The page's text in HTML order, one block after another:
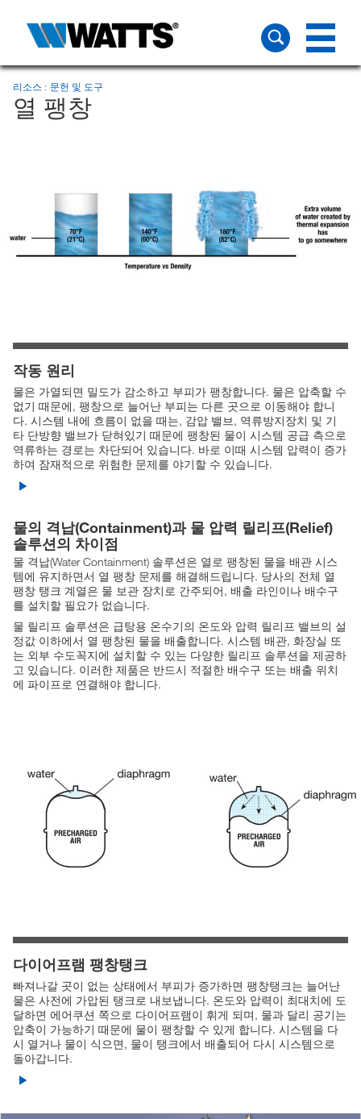
리소스 문헌 및 도구
열 팽창
작동 원리
물은 가열되면 밀도가 감소하고 부피가 팽창합니다. 물은 압축할 수
없기 때문에, 팽창으로 늘어난 부피는 다른 곳으로 이동해야 합니
다. 시스템 내에 흐름이 없을 때는, 감압 밸브, 역류방지장치 및 기
타 단방향 밸브가 닫혀있기 때문에 팽창된 물이 시스템 공급 측으로
역류하는 경로는 차단되어 있습니다. 바로 이때 시스템 압력이 증가
하여 잠재적으로 위험한 문제를 야기할 수 있습니다.
물의 격납(Containment)과 물 압력 릴리프(Relief)
솔루션의 차이점
물 격납(Water Containment) 솔루션은 열로 팽창된 물을 배관 시스
템에 유지하면서 열 팽창 문제를 해결해드립니다. 당사의 전체 열
팽창 탱크 계열은 물 보관 장치로 간주되어, 배출 라인이나 배수구
를 설치할 필요가 없습니다.
물 릴리프 솔루션은 급탕용 온수기의 온도와 압력 릴리프 밸브의 설
정값 이하에서 열 팽창된 물을 배출합니다. 시스템 배관, 화장실 또
는 외부 수도꼭지에 설치할 수 있는 다양한 릴리프 솔루션을 제공하
고 있습니다. 이러한 제품은 반드시 적절한 배수구 또는 배출 위치
에 파이프로 연결해야 합니다.
다이어프램 팽창탱크
빠져나갈 곳이 없는 상태에서 부피가 증가하면 팽창탱크는 늘어난
물은 사전에 가압된 탱크로 내보냅니다. 온도와 압력이 최대치에 도
달하면 에어쿠션 쪽으로 다이어프램이 휘게 되며, 물과 달리 공기는
압축이 가능하기 때문에 물이 팽창할 수 있게 합니다. 시스템을 다
시 열거나 물이 식으면, 물이 탱크에서 배출되어 다시 시스템으로
돌아갑니다.